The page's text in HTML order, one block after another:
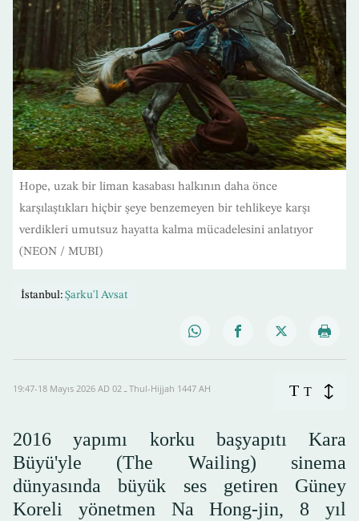
Hope, uzak bir liman kasabası halkının daha önce
karşılaştıkları hiçbir şeye benzemeyen bir tehlikeye karşı
verdikleri umutsuz hayatta kalma mücadelesini anlatıyor
(NEON / MUBI)
İstanbul: Şarku'l Avsat
19:47-18 Mayıs 2026 AD ـ 02 Thul-Hijjah 1447 AH T T
2016 yapımı korku başyapıtı Kara
Büyü'yle (The Wailing) sinema
dünyasında büyük ses getiren Güney
Koreli yönetmen Na Hong-jin, 8 yıl